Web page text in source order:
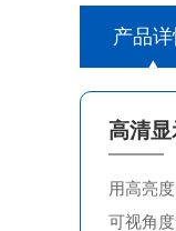
产品
高清显
用高亮
可视角